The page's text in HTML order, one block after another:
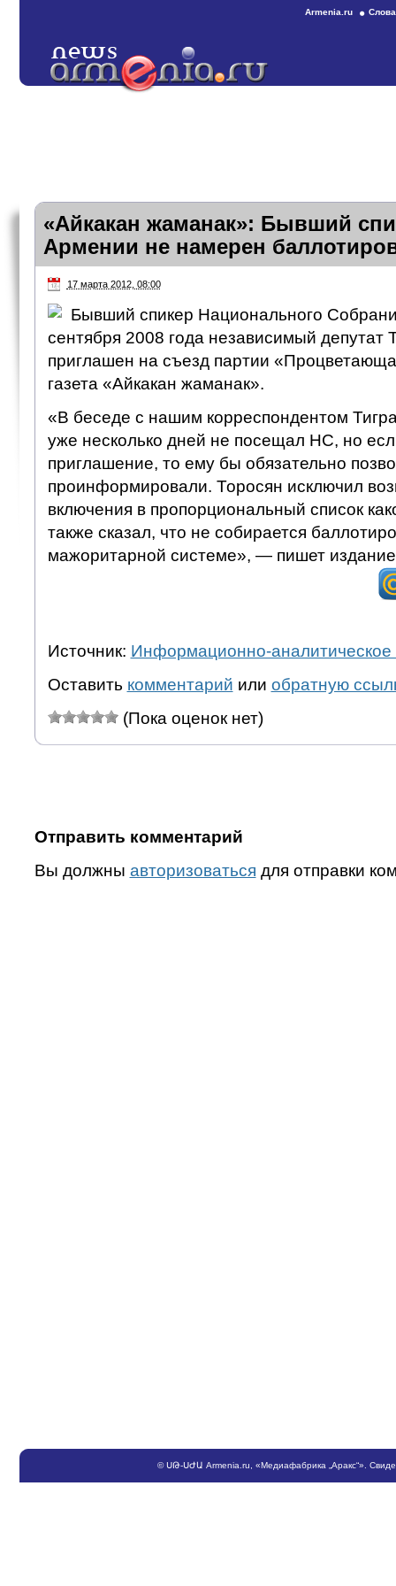
Armenia.ru
«Айкакан жаманак»: Бывший
Армении не намерен
17 марта 2012, 08:00
Бывший спикер Национального
сентября 2008 года независимый депутат
приглашен на съезд партии
газета «Айкакан жаманак».
«В беседе с нашим корреспондентом
уже несколько дней не посещал НС, но
приглашение, то ему бы обязательно
проинформировали. Торосян исключил
включения в пропорциональный список
также сказал, что не собирается
мажоритарной системе», — пишет
Источник: Информационно-аналитическое
Оставить комментарий или обратную
(Пока оценок нет)
Отправить комментарий
Вы должны авторизоваться для отправки
©ՍԹ-ՍԺԱ Armenia.ru , «Медиафабрика „Аракс“».